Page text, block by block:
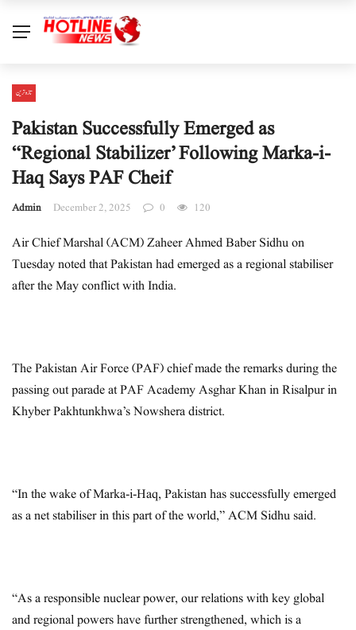
تازہ ترین
Pakistan Successfully Emerged as
“Regional Stabilizer’ Following Marka-i-
Haq Says PAF Cheif
Admin December 2, 2025 0 120
Air Chief Marshal (ACM) Zaheer Ahmed Baber Sidhu on
Tuesday noted that Pakistan had emerged as a regional stabiliser
after the May conflict with India.
The Pakistan Air Force (PAF) chief made the remarks during the
passing out parade at PAF Academy Asghar Khan in Risalpur in
Khyber Pakhtunkhwa’s Nowshera district.
“In the wake of Marka-i-Haq, Pakistan has successfully emerged
as a net stabiliser in this part of the world,” ACM Sidhu said.
“As a responsible nuclear power, our relations with key global
and regional powers have further strengthened, which is a